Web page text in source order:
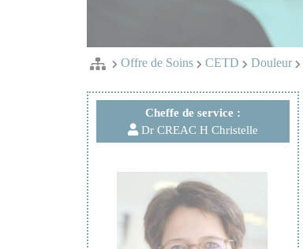
Offre de Soins CETD Douleur
Cheffe de service :
Dr CREAC H Christelle